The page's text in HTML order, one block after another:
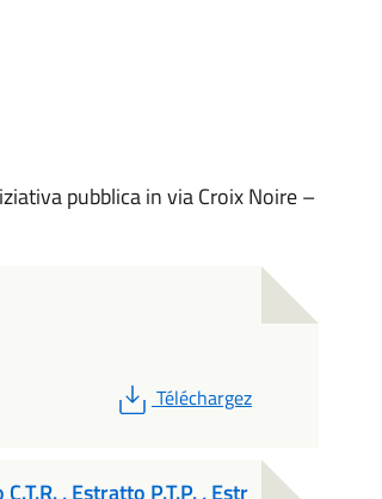
pubblica in via Croix Noire –
PDF
Téléchargez